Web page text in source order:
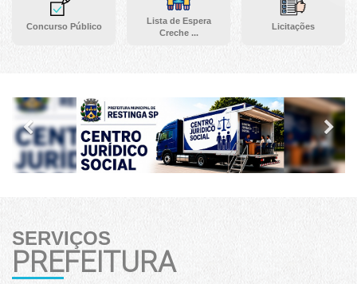
Concurso Público
Lista de Espera
Creche ...
Licitações
Previous
SERVIÇOS
PREFEITURA